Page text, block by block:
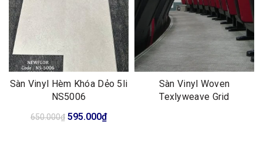
Sàn Vinyl Hèm Khóa Dẻo 5li
NS5006
650.000₫ Giá
595.000₫Giá
Sàn Vinyl Woven
Texlyweave Grid